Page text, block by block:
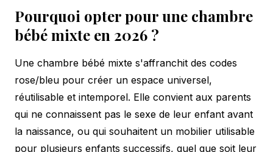
Pourquoi opter pour une chambre
bébé mixte en 2026 ?
Une chambre bébé mixte s'affranchit des codes
rose/bleu pour créer un espace universel,
réutilisable et intemporel. Elle convient aux parents
qui ne connaissent pas le sexe de leur enfant avant
la naissance, ou qui souhaitent un mobilier utilisable
pour plusieurs enfants successifs, quel que soit leur